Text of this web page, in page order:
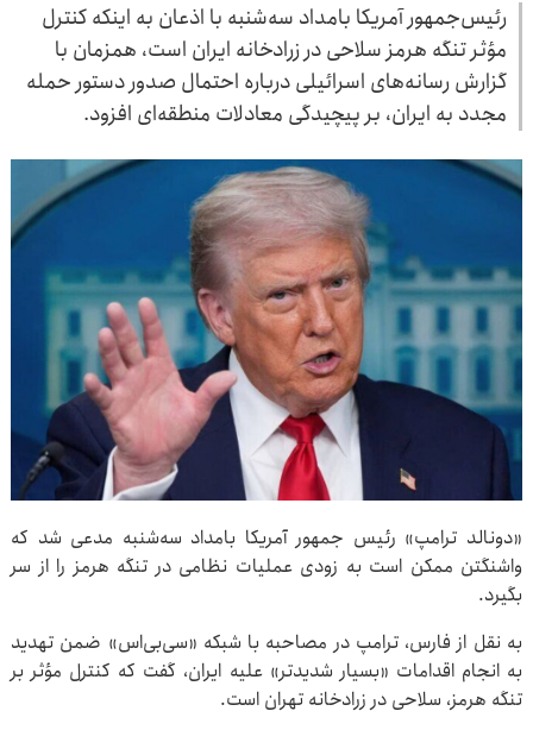
رئیس‌جمهور آمریکا بامداد سه‌شنبه با اذعان به اینکه کنترل
مؤثر تنگه هرمز سلاحی در زرادخانه ایران است، همزمان با
گزارش رسانه‌های اسرائیلی درباره احتمال صدور دستور حمله
مجدد به ایران، بر پیچیدگی معادلات منطقه‌ای افزود.
«دونالد ترامپ» رئیس جمهور آمریکا بامداد سه‌شنبه مدعی شد که
واشنگتن ممکن است به زودی عملیات نظامی در تنگه هرمز را از سر
بگیرد.
به نقل از فارس، ترامپ در مصاحبه با شبکه «سی‌بی‌اس» ضمن تهدید
به انجام اقدامات «بسیار شدیدتر» علیه ایران، گفت که کنترل مؤثر بر
تنگه هرمز، سلاحی در زرادخانه تهران است.